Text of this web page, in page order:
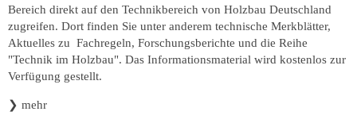
Bereich direkt auf den Technikbereich von Holzbau Deutschland
zugreifen. Dort finden Sie unter anderem technische Merkblätter,
Aktuelles zu Fachregeln, Forschungsberichte und die Reihe
"Technik im Holzbau". Das Informationsmaterial wird kostenlos zur
Verfügung gestellt.
❯ mehr